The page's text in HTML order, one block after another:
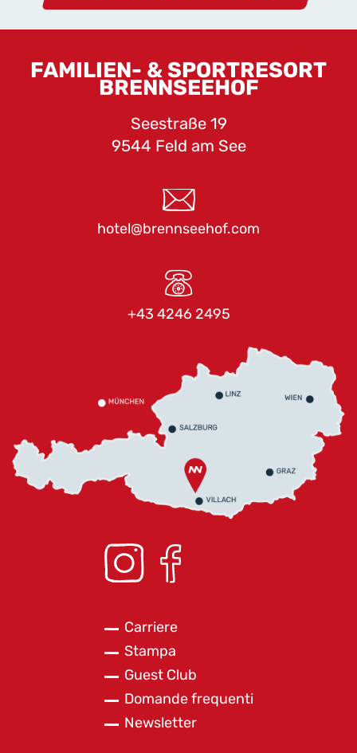
FAMILIEN- & SPORTRESORT
BRENNSEEHOF
Seestraße 19
9544 Feld am See
hotel@brennseehof.com
+43 4246 2495
Carriere
Stampa
Guest Club
Domande frequenti
Newsletter